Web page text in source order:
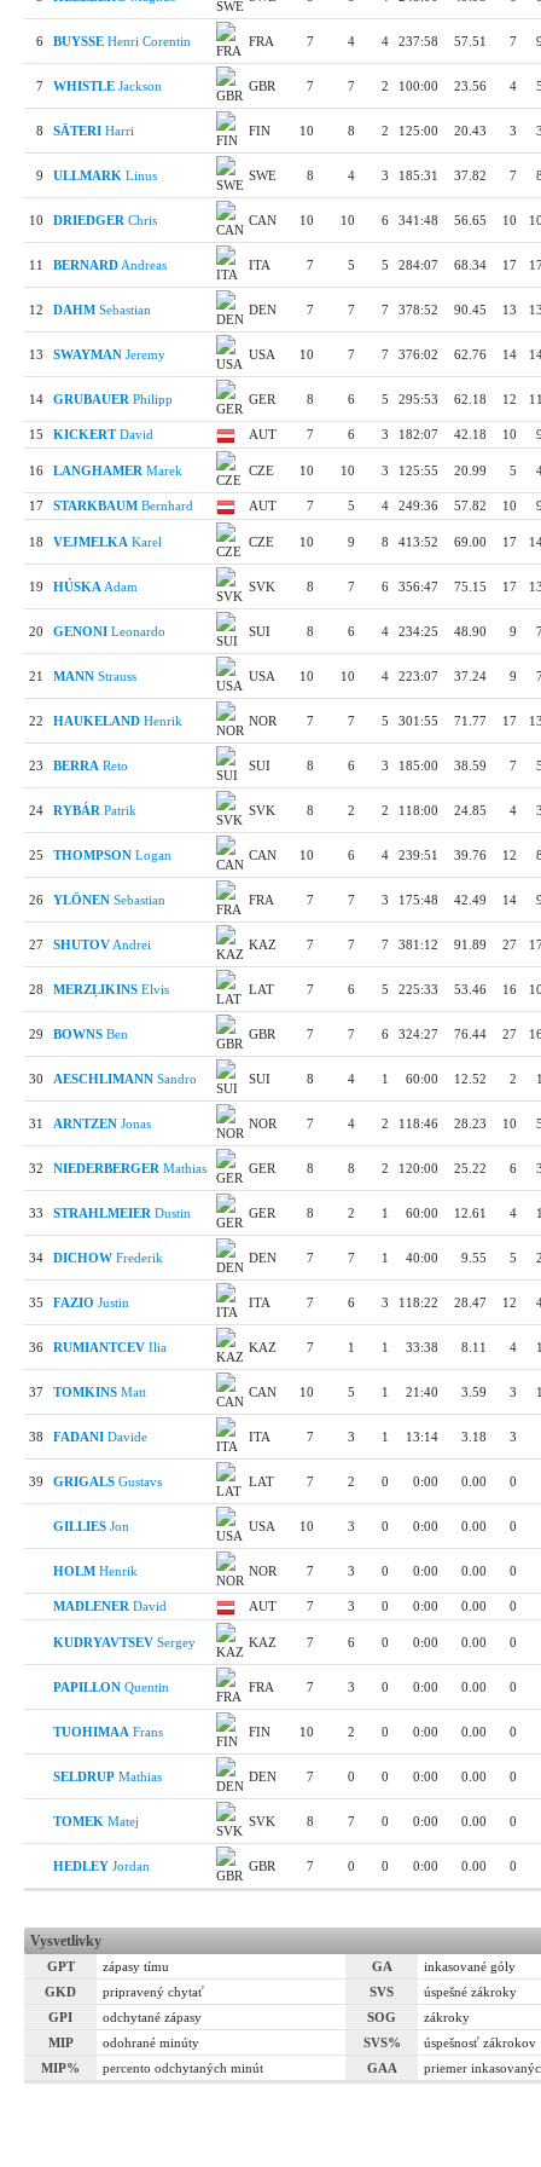
6 BUYSSE Henri Corentin FRA 7 4 4 237:58 57.51 7
7 WHISTLE Jackson GBR 7 7 2 100:00 23.56 4
8 SÄTERI Harri FIN 10 8 2 125:00 20.43 3
9 ULLMARK Linus SWE 8 4 3 185:31 37.82 7
10 DRIEDGER Chris CAN 10 10 6 341:48 56.65 10
11 BERNARDAndreas ITA 7 5 5 284:07 68.34 17
12 DAHM Sebastian DEN 7 7 7 378:52 90.45 13
13 SWAYMAN Jeremy USA 10 7 7 376:02 62.76 14
14 GRUBAUER Philipp GER 8 6 5 295:53 62.18 12
15 KICKERTDavid AUT 7 6 3 182:07 42.18 10
16 LANGHAMER Marek CZE 10 10 3 125:55 20.99 5
17 STARKBAUM Bernhard AUT 7 5 4 249:36 57.82 10
18 VEJMELKA Karel CZE 10 9 8 413:52 69.00 17
19 HÚSKAAdam SVK 8 7 6 356:47 75.15 17
20 GENONI Leonardo SUI 8 6 4 234:25 48.90 9
21 MANN Strauss USA 10 10 4 223:07 37.24 9
22 HAUKELAND Henrik NOR 7 7 5 301:55 71.77 17
23 BERRA Reto SUI 8 6 3 185:00 38.59 7
24 RYBÁR Patrik SVK 8 2 2 118:00 24.85 4
25 THOMPSON Logan CAN 10 6 4 239:51 39.76 12
26 YLÖNEN Sebastian FRA 7 7 3 175:48 42.49 14
27 SHUTOVAndrei KAZ 7 7 7 381:12 91.89 27
28 MERZĻIKINS Elvis LAT 7 6 5 225:33 53.46 16
29 BOWNS Ben GBR 7 7 6 324:27 76.44 27
30 AESCHLIMANN Sandro SUI 8 4 1 60:00 12.52 2
31 ARNTZEN Jonas NOR 7 4 2 118:46 28.23 10
32 NIEDERBERGER Mathias GER 8 8 2 120:00 25.22 6
33 STRAHLMEIER Dustin GER 8 2 1 60:00 12.61 4
34 DICHOW Frederik DEN 7 7 1 40:00 9.55 5
35 FAZIO Justin ITA 7 6 3 118:22 28.47 12
36 RUMIANTCEV Ilia KAZ 7 1 1 33:38 8.11 4
37 TOMKINS Matt CAN 10 5 1 21:40 3.59 3
38 FADANI Davide ITA 7 3 1 13:14 3.18 3
39 GRIGALS Gustavs LAT 7 2 0 0:00 0.00 0
GILLIES Jon USA 10 3 0 0:00 0.00 0
HOLM Henrik NOR 7 3 0 0:00 0.00 0
MADLENER David AUT 7 3 0 0:00 0.00 0
KUDRYAVTSEV Sergey KAZ 7 6 0 0:00 0.00 0
PAPILLON Quentin FRA 7 3 0 0:00 0.00 0
TUOHIMAA Frans FIN 10 2 0 0:00 0.00 0
SELDRUP Mathias DEN 7 0 0 0:00 0.00 0
TOMEK Matej SVK 8 7 0 0:00 0.00 0
HEDLEY Jordan GBR 7 0 0 0:00 0.00 0
Vysvetlivky
GPT zápasy tímu GA
inkasované góly
GKD
pripravený chytať SVS
úspešné zákroky
GPI
odchytané zápasy SOG
zákroky
MIP
odohrané minúty SVS%
úspešnosť zákrokov
MIP%
percento odchytaných minút GAA priemer